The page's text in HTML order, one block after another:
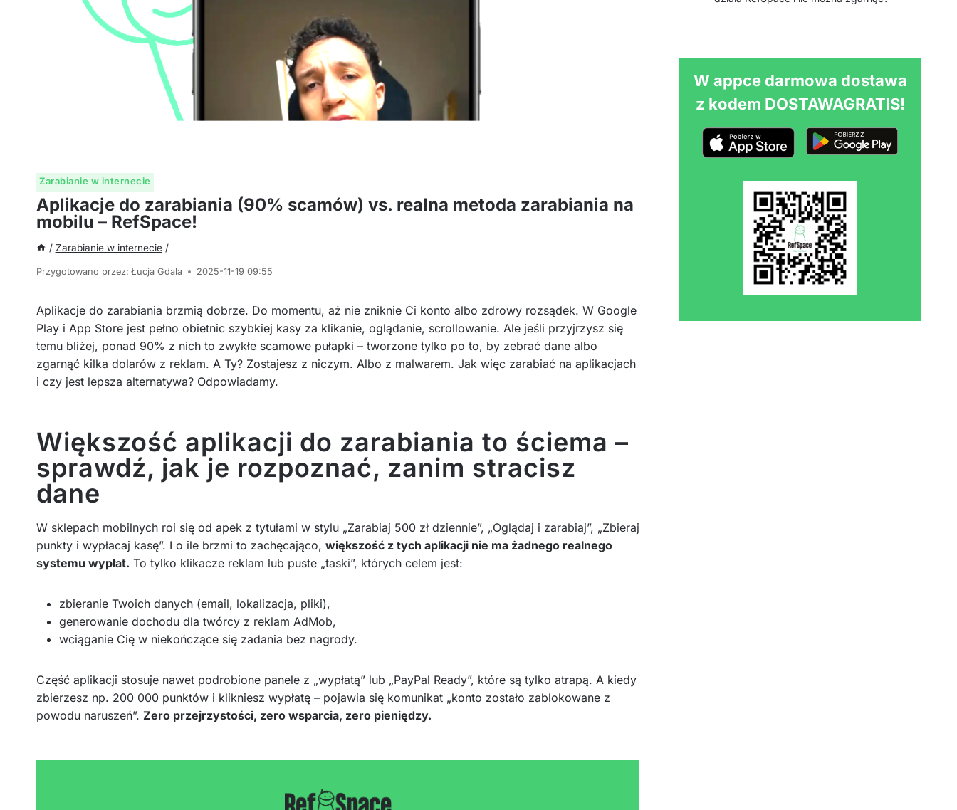
Zarabianie w internecie
Aplikacje do zarabiania (90% scamów) vs. realna metoda zarabiania na
mobilu – RefSpace!
/ Zarabianie w internecie /
Przygotowano przez: Łucja Gdala 2025-11-19 09:55
Aplikacje do zarabiania brzmią dobrze. Do momentu, aż nie zniknie Ci konto albo zdrowy rozsądek. W Google
Play i App Store jest pełno obietnic szybkiej kasy za klikanie, oglądanie, scrollowanie. Ale jeśli przyjrzysz się
temu bliżej, ponad 90% z nich to zwykłe scamowe pułapki – tworzone tylko po to, by zebrać dane albo
zgarnąć kilka dolarów z reklam. A Ty? Zostajesz z niczym. Albo z malwarem. Jak więc zarabiać na aplikacjach
i czy jest lepsza alternatywa? Odpowiadamy.
Większość aplikacji do zarabiania to ściema –
sprawdź, jak je rozpoznać, zanim stracisz
dane
W sklepach mobilnych roi się od apek z tytułami w stylu „Zarabiaj 500 zł dziennie”, „Oglądaj i zarabiaj”, „Zbieraj
punkty i wypłacaj kasę”. I o ile brzmi to zachęcająco, większość z tych aplikacji nie ma żadnego realnego
systemu wypłat. To tylko klikacze reklam lub puste „taski”, których celem jest:
zbieranie Twoich danych (email, lokalizacja, pliki),
generowanie dochodu dla twórcy z reklam AdMob,
wciąganie Cię w niekończące się zadania bez nagrody.
Część aplikacji stosuje nawet podrobione panele z „wypłatą” lub „PayPal Ready”, które są tylko atrapą. A kiedy
zbierzesz np. 200 000 punktów i klikniesz wypłatę – pojawia się komunikat „konto zostało zablokowane z
powodu naruszeń”. Zero przejrzystości, zero wsparcia, zero pieniędzy.
W appce darmowa dostawa
z kodem DOSTAWAGRATIS!